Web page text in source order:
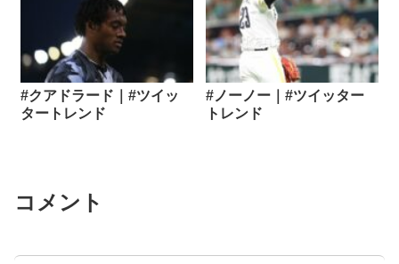
#クアドラード｜#ツイッ
タートレンド
#ノーノー｜#ツイッター
トレンド
コメント